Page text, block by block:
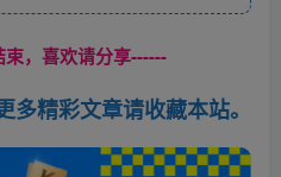
，喜欢请分享------
精彩文章请收藏本站。